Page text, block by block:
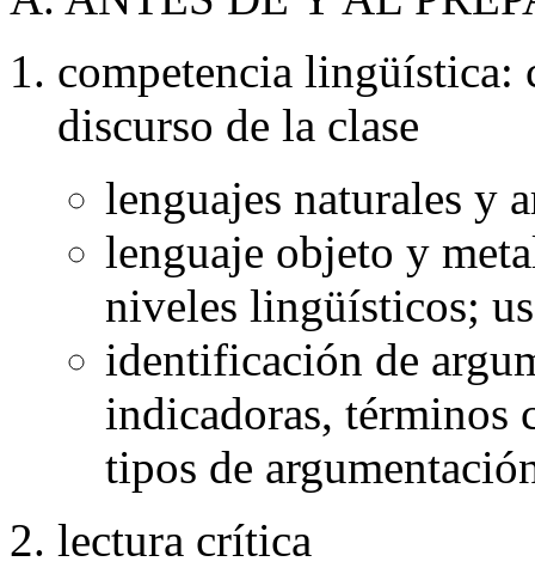
competencia lingüística:
discurso de la clase
lenguajes naturales y
lenguaje objeto y
niveles lingüísticos;
identificación de
indicadoras, términos
tipos de
lectura crítica